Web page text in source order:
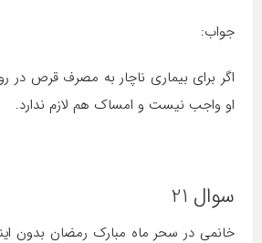
جواب:
اگر برای بیماری ناچار به مصرف قرص در
او واجب نیست و امساک هم لازم ندارد.
سوال 21
خانمی در سحر ماه مبارک رمضان بدون